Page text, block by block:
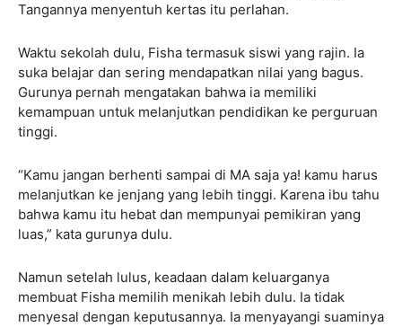
Tangannya menyentuh kertas itu perlahan.
Waktu sekolah dulu, Fisha termasuk siswi yang rajin. Ia
suka belajar dan sering mendapatkan nilai yang bagus.
Gurunya pernah mengatakan bahwa ia memiliki
kemampuan untuk melanjutkan pendidikan ke perguruan
tinggi.
“Kamu jangan berhenti sampai di MA saja ya! kamu harus
melanjutkan ke jenjang yang lebih tinggi. Karena ibu tahu
bahwa kamu itu hebat dan mempunyai pemikiran yang
luas,” kata gurunya dulu.
Namun setelah lulus, keadaan dalam keluarganya
membuat Fisha memilih menikah lebih dulu. Ia tidak
menyesal dengan keputusannya. Ia menyayangi suaminya